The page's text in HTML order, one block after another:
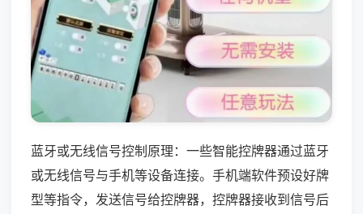
蓝牙或无线信号控制原理：一些智能控牌器通过蓝牙
或无线信号与手机等设备连接。手机端软件预设好牌
型等指令，发送信号给控牌器，控牌器接收到信号后